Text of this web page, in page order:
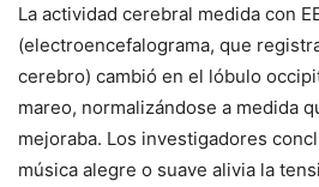
La actividad cerebral medida con
(electroencefalograma, que
cerebro) cambió en el lóbulo
mareo, normalizándose a medida
mejoraba. Los investigadores
música alegre o suave alivia la